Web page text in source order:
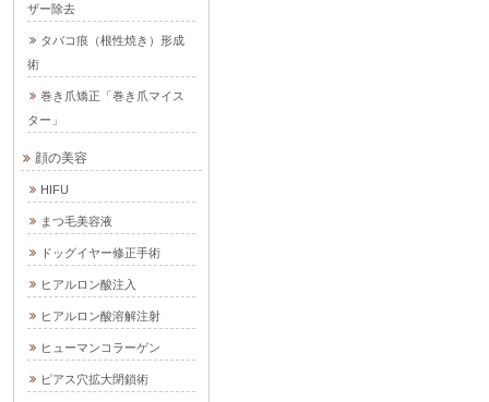
ザー除去
タバコ痕（根性焼き）形成
術
巻き爪矯正「巻き爪マイス
ター」
顔の美容
HIFU
まつ毛美容液
ドッグイヤー修正手術
ヒアルロン酸注入
ヒアルロン酸溶解注射
ヒューマンコラーゲン
ピアス穴拡大閉鎖術